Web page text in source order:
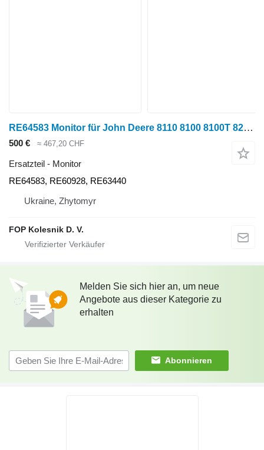
RE64583 Monitor für John Deere 8110 8100 8100T 8200 8210 8200T 8120 8110T 9620 9120 9200 9100 9320 9220 9300 8520 9520 9420 9400 8300 8320 8310T 8300T 8310 8220 8210T 8400T 8400 8410 8410T 8420 Radtraktor
500 € ≈ 467,20 CHF
Ersatzteil - Monitor
RE64583, RE60928, RE63440
Ukraine, Zhytomyr
FOP Kolesnik D. V.
Melden Sie sich hier an, um neue
Angebote aus dieser Kategorie zu
erhalten
Abonnieren